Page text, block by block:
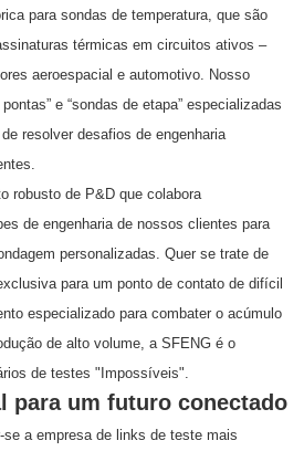
para sondas de temperatura, que são
térmicas em circuitos ativos –
aeroespacial e automotivo. Nosso
e “sondas de etapa” especializadas
resolver desafios de engenharia
robusto de P&D que colabora
de engenharia de nossos clientes para
personalizadas. Quer se trate de
para um ponto de contato de difícil
especializado para combater o acúmulo
de alto volume, a SFENG é o
de testes "Impossíveis".
para um futuro conectado
a empresa de links de teste mais